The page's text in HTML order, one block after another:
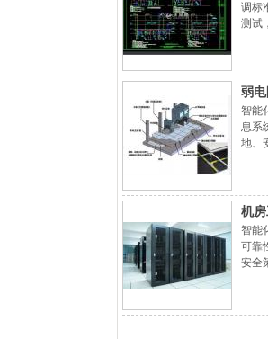
调标
测试
弱
智能
息系
地、
机
智能
可靠
安全